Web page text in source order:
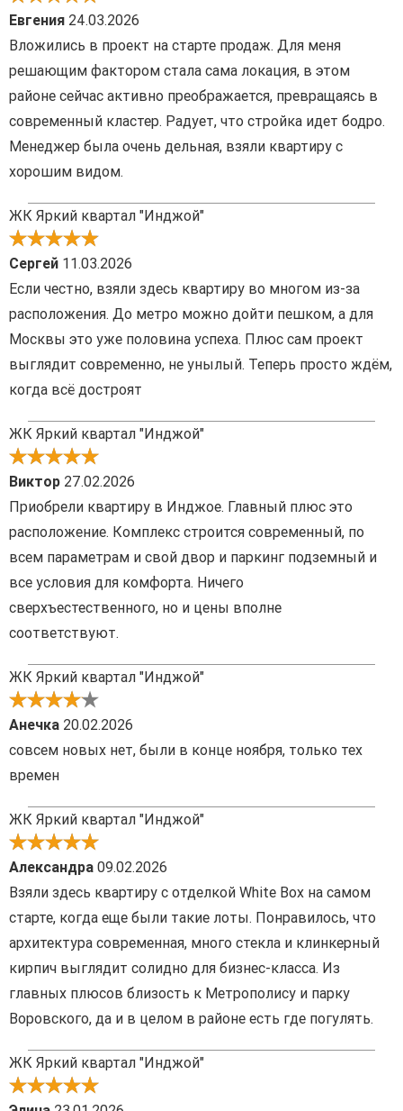
Евгения 24.03.2026
Вложились в проект на старте продаж. Для меня
решающим фактором стала сама локация, в этом
районе сейчас активно преображается, превращаясь в
современный кластер. Радует, что стройка идет бодро.
Менеджер была очень дельная, взяли квартиру с
хорошим видом.
ЖК Яркий квартал "Инджой"
Сергей 11.03.2026
Если честно, взяли здесь квартиру во многом из-за
расположения. До метро можно дойти пешком, а для
Москвы это уже половина успеха. Плюс сам проект
выглядит современно, не унылый. Теперь просто ждём,
когда всё достроят
ЖК Яркий квартал "Инджой"
Виктор 27.02.2026
Приобрели квартиру в Инджое. Главный плюс это
расположение. Комплекс строится современный, по
всем параметрам и свой двор и паркинг подземный и
все условия для комфорта. Ничего
сверхъестественного, но и цены вполне
соответствуют.
ЖК Яркий квартал "Инджой"
Анечка 20.02.2026
совсем новых нет, были в конце ноября, только тех
времен
ЖК Яркий квартал "Инджой"
Александра 09.02.2026
Взяли здесь квартиру с отделкой White Box на самом
старте, когда еще были такие лоты. Понравилось, что
архитектура современная, много стекла и клинкерный
кирпич выглядит солидно для бизнес-класса. Из
главных плюсов близость к Метрополису и парку
Воровского, да и в целом в районе есть где погулять.
ЖК Яркий квартал "Инджой"